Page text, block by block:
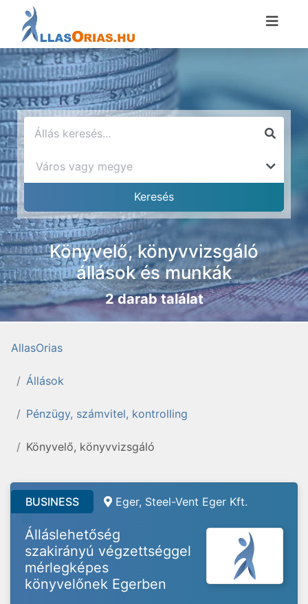
Könyvelő, könyvvizsgáló
állások és munkák
2 darab találat
AllasOrias
Állások
Pénzügy, számvitel, kontrolling
Könyvelő, könyvvizsgáló
BUSINESS Eger, Steel-Vent Eger Kft.
Álláslehetőség
szakirányú végzettséggel
mérlegképes
könyvelőnek Egerben